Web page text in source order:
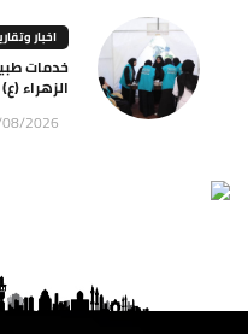
اخبار
خدمات
الزهراء
2026